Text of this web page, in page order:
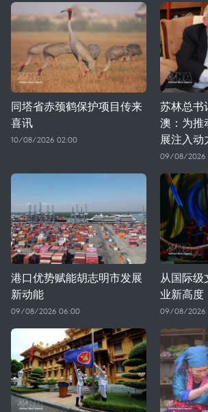
同塔省赤颈鹤保护项目传来
喜讯
10/08/2026 02:00
苏林总书
澳：为推
展注入动
09/08/2026
港口优势赋能胡志明市发展
新动能
09/08/2026 06:00
从国际
业新高度
09/08/2026